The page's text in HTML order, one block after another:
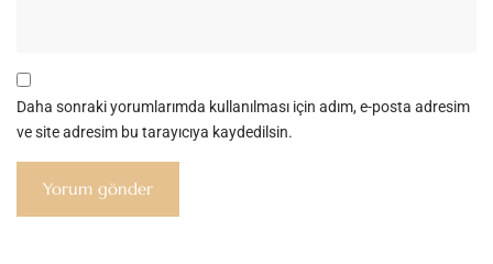
Daha sonraki yorumlarımda kullanılması için adım, e-posta adresim
ve site adresim bu tarayıcıya kaydedilsin.